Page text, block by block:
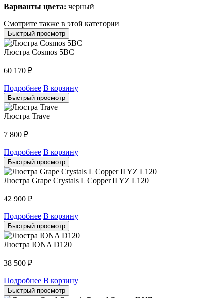
Варианты цвета: черный
Смотрите также в этой категории
Быстрый просмотр
Люстра Cosmos 5BC
60 170 ₽
Подробнее В корзину
Быстрый просмотр
Люстра Trave
7 800 ₽
Подробнее В корзину
Быстрый просмотр
Люстра Grape Crystals L Copper II YZ L120
42 900 ₽
Подробнее В корзину
Быстрый просмотр
Люстра IONA D120
38 500 ₽
Подробнее В корзину
Быстрый просмотр